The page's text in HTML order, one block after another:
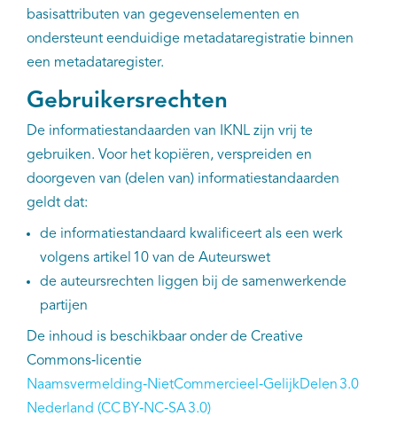
basisattributen van gegevens­elementen en
ondersteunt eenduidige metadataregistratie binnen
een metadataregister.
Gebruikersrechten
De informatiestandaarden van IKNL zijn vrij te
gebruiken. Voor het kopiëren, verspreiden en
doorgeven van (delen van) informatiestandaarden
geldt dat:
de informatiestandaard kwalificeert als een werk
volgens artikel 10 van de Auteurswet
de auteursrechten liggen bij de samenwerkende
partijen
De inhoud is beschikbaar onder de Creative
Commons‑licentie
Naamsvermelding‑NietCommercieel‑GelijkDelen 3.0
Nederland (CC BY‑NC‑SA 3.0)